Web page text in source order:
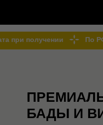
По РФ
БАДЫ И